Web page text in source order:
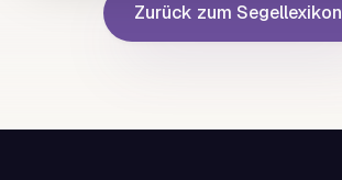
Zurück zum Segellexikon